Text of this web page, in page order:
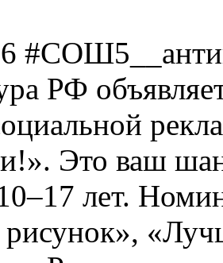
РФ
Это ваш
лет.